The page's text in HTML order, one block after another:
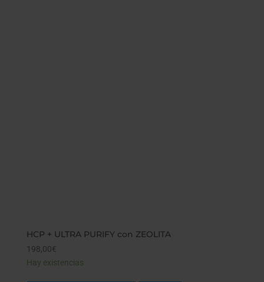
HCP + ULTRA PURIFY con ZEOLITA
198,00€
Hay existencias